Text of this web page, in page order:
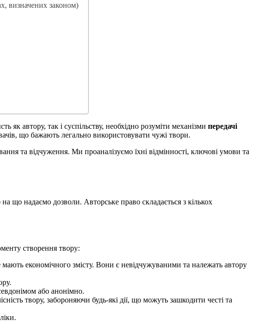
визначених законом)
автору, так і суспільству, необхідно розуміти механізми передачі
що бажають легально використовувати чужі твори.
та відчуження. Ми проаналізуємо їхні відмінності, ключові умови та
що надаємо дозволи. Авторське право складається з кількох
створення твору:
економічного змісту. Вони є невідчужуваними та належать автору
або анонімно.
твору, забороняючи будь-які дії, що можуть зашкодити честі та